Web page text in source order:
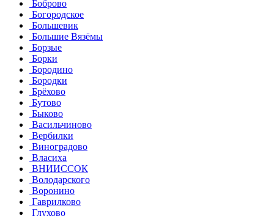
Боброво
Богородское
Большевик
Большие Вязёмы
Борзые
Борки
Бородино
Бородки
Брёхово
Бутово
Быково
Васильчиново
Вербилки
Виноградово
Власиха
ВНИИССОК
Володарского
Воронино
Гаврилково
Глухово